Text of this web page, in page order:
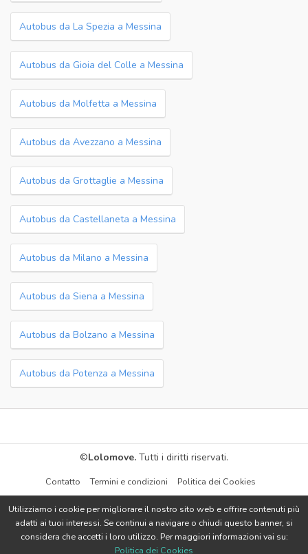
Autobus da La Spezia a Messina
Autobus da Gioia del Colle a Messina
Autobus da Molfetta a Messina
Autobus da Avezzano a Messina
Autobus da Grottaglie a Messina
Autobus da Castellaneta a Messina
Autobus da Milano a Messina
Autobus da Siena a Messina
Autobus da Bolzano a Messina
Autobus da Potenza a Messina
Utilizziamo i cookie per migliorare il nostro sito web e offrire contenuti più
adatti ai tuoi interessi. Se continui a navigare o chiudi questo banner, si
considera che accetti i loro utilizzo. Per maggiori informazioni vai su:
Politica dei Cookies
©Lolomove. Tutti i diritti riservati.
Contatto Termini e condizioni Politica dei Cookies